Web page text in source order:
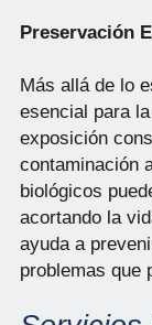
Preservación
Más allá de lo
esencial para la
exposición
contaminación
biológicos
acortando la
ayuda a
problemas que